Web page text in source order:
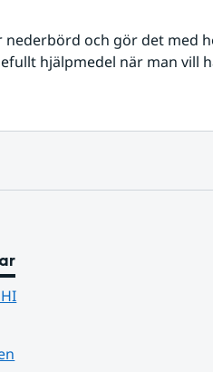
nederbörd och gör det med
hjälpmedel när man vill